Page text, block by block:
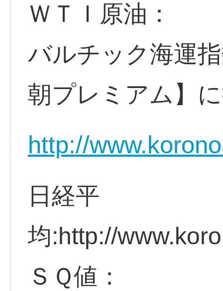
ＷＴＩ原油：
バルチック海運
朝プレミアム】
http://
日経平
均:http://
ＳＱ値：